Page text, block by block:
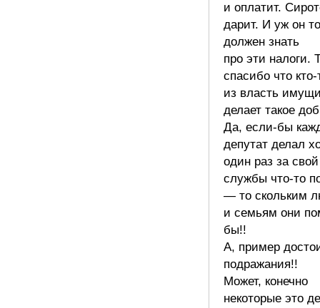
и оплатит.
дарит. И уж он
должен знать
про эти налоги.
спасибо что кто-
из власть
делает такое
Да, если-бы
депутат делал
один раз за
службы что-то
— то скольким
и семьям они
бы!!
А, пример
подражания!!
Может, конечно
некоторые это